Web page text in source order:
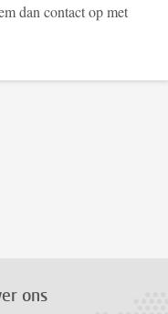
dan contact op met
ons